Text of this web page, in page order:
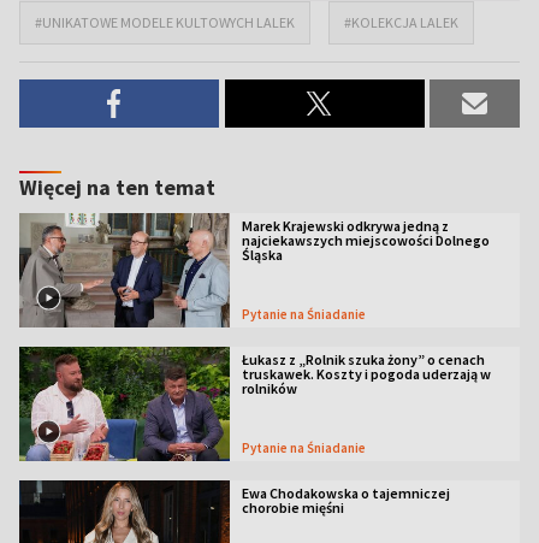
#UNIKATOWE MODELE KULTOWYCH LALEK #KOLEKCJA LALEK
Więcej na ten temat
Marek Krajewski odkrywa jedną z
najciekawszych miejscowości Dolnego
Śląska
Pytanie na Śniadanie
Łukasz z „Rolnik szuka żony” o cenach
truskawek. Koszty i pogoda uderzają w
rolników
Pytanie na Śniadanie
Ewa Chodakowska o tajemniczej
chorobie mięśni